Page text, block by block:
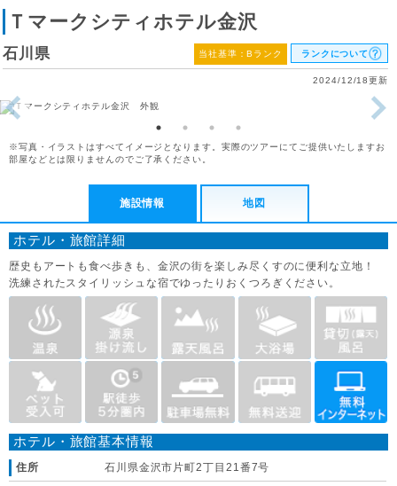
Ｔマークシティホテル金沢
石川県 当社基準：Bランク ランクについて
2024/12/18更新
※写真・イラストはすべてイメージとなります。実際のツアーにてご提供いたしますお
部屋などとは限りませんのでご了承ください。
施設情報 地図
ホテル・旅館詳細
歴史もアートも食べ歩きも、金沢の街を楽しみ尽くすのに便利な立地！
洗練されたスタイリッシュな宿でゆったりおくつろぎください。
ホテル・旅館基本情報
住所 石川県金沢市片町2丁目21番7号